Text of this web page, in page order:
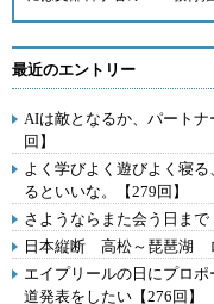
最近のエントリー
AIは敵となるか、パート
回】
よく学びよく遊びよく寝
るといいな。【279回】
さようならまた会う日まで
日本縦断 高松～琵琶湖
エイプリールの日にプロ
道発表をしたい【276回】